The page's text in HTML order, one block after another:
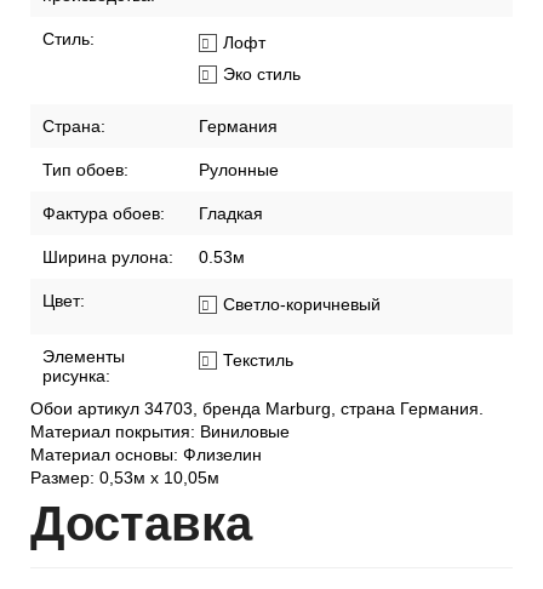
Стиль:
Лофт
Эко стиль
Страна: Германия
Тип обоев: Рулонные
Фактура обоев: Гладкая
Ширина рулона: 0.53м
Цвет: Светло-коричневый
Элементы
рисунка:
Текстиль
Обои артикул 34703, бренда Marburg, страна Германия.
Материал покрытия: Виниловые
Материал основы: Флизелин
Размер: 0,53м х 10,05м
Доставка